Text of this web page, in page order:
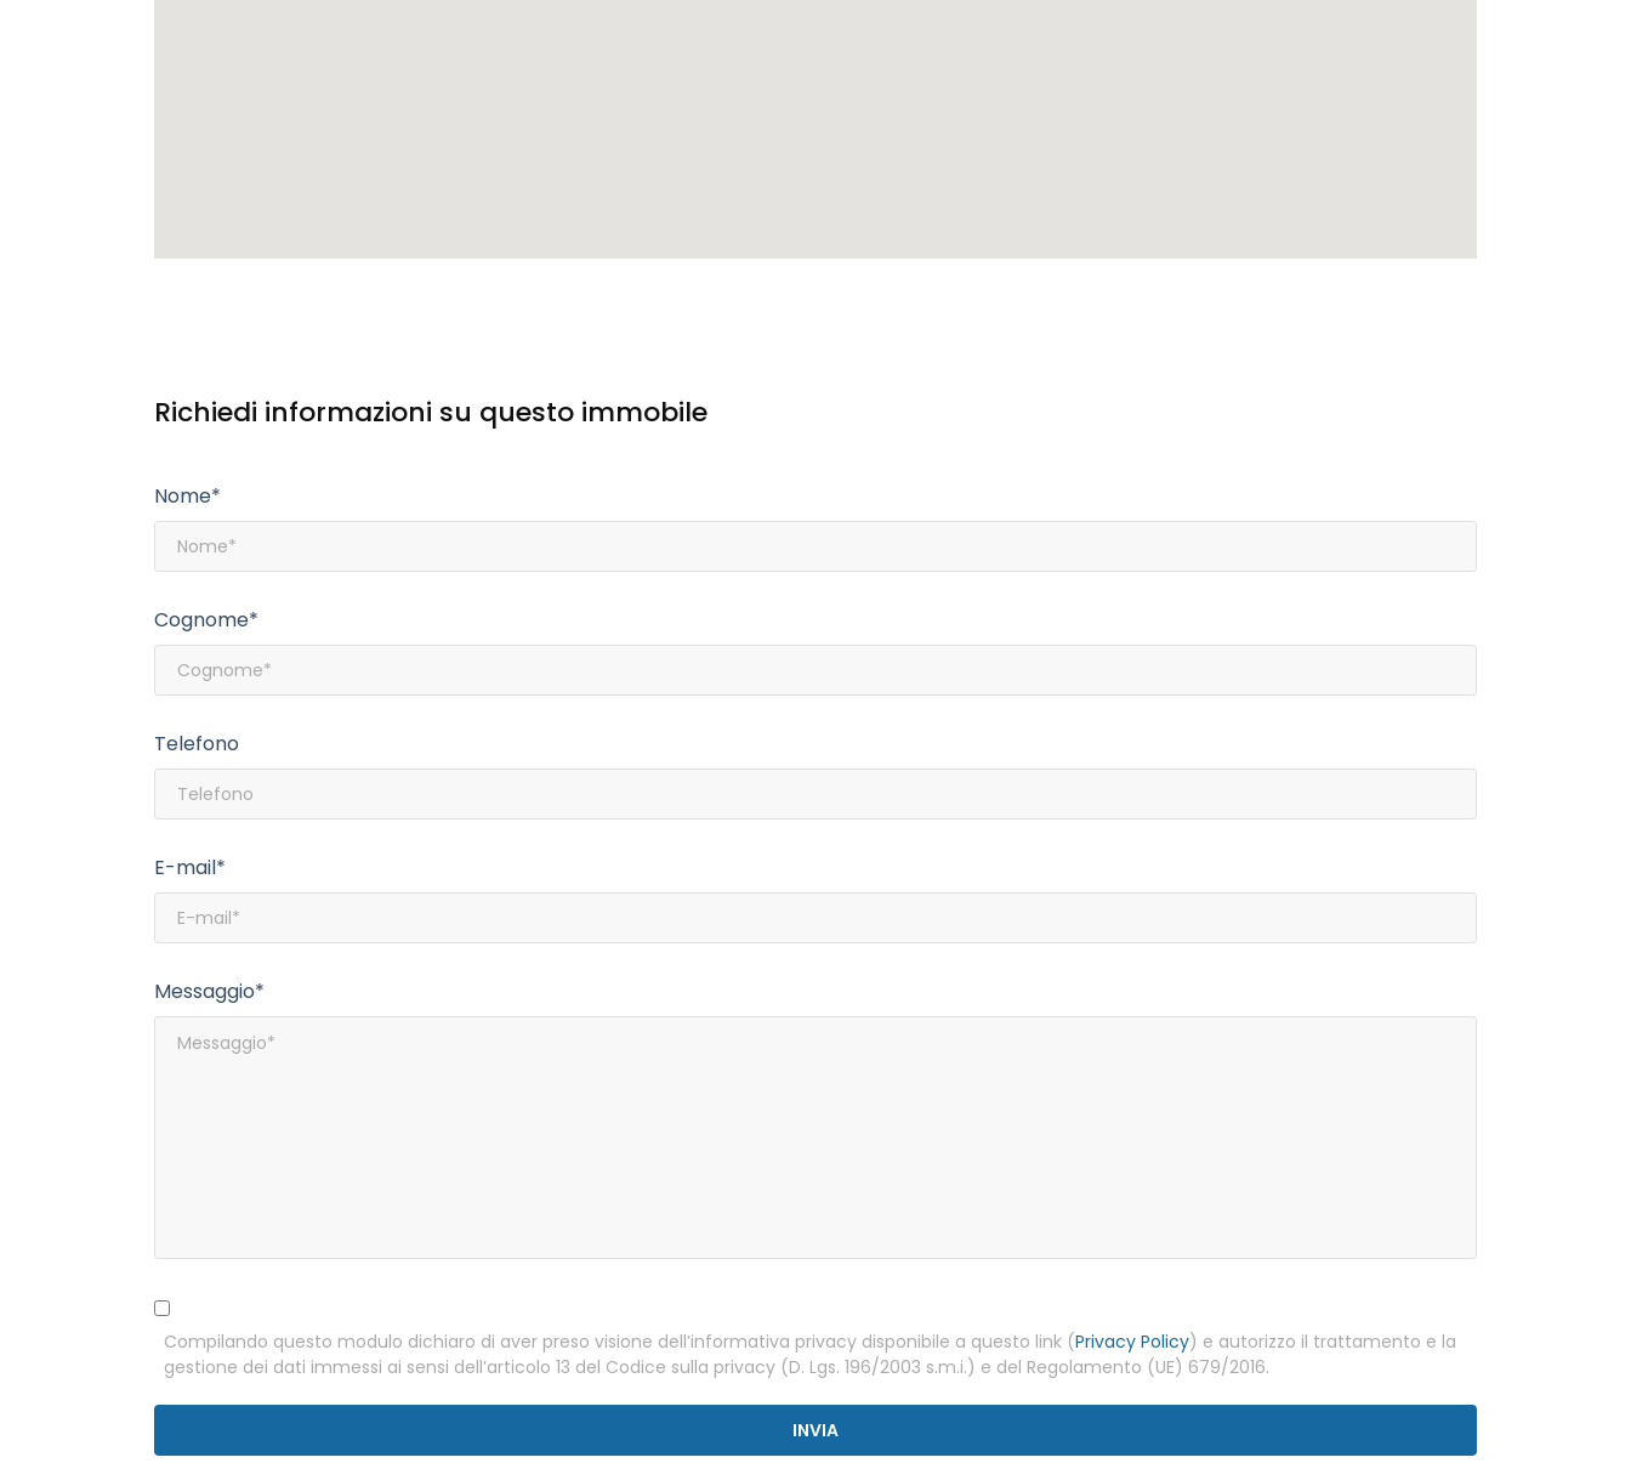
Richiedi informazioni su questo immobile
Nome*
Cognome*
Telefono
E-mail*
Messaggio*
Compilando questo modulo dichiaro di aver preso visione dell’informativa privacy disponibile a questo link (Privacy Policy) e autorizzo il trattamento e la
gestione dei dati immessi ai sensi dell’articolo 13 del Codice sulla privacy (D. Lgs. 196/2003 s.m.i.) e del Regolamento (UE) 679/2016.